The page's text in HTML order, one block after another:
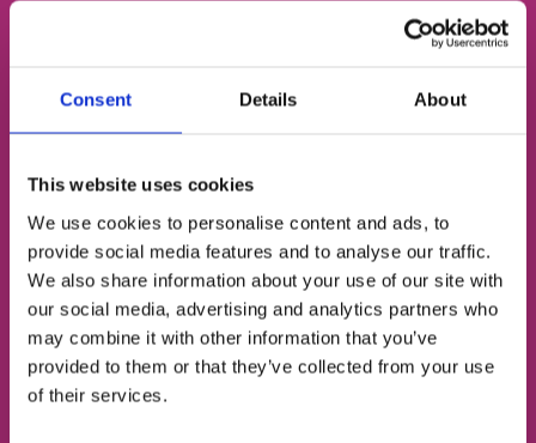
Consent Details About
This website uses cookies
We use cookies to personalise content and ads, to
provide social media features and to analyse our traffic.
We also share information about your use of our site with
our social media, advertising and analytics partners who
may combine it with other information that you’ve
provided to them or that they’ve collected from your use
of their services.
ЕЛЕКТРОННА ПОШТА
Згоден із політикою конфіденційності